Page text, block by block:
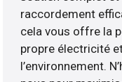
raccordement
cela vous offre la
propre électricité
l’environnement.